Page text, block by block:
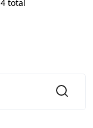
total